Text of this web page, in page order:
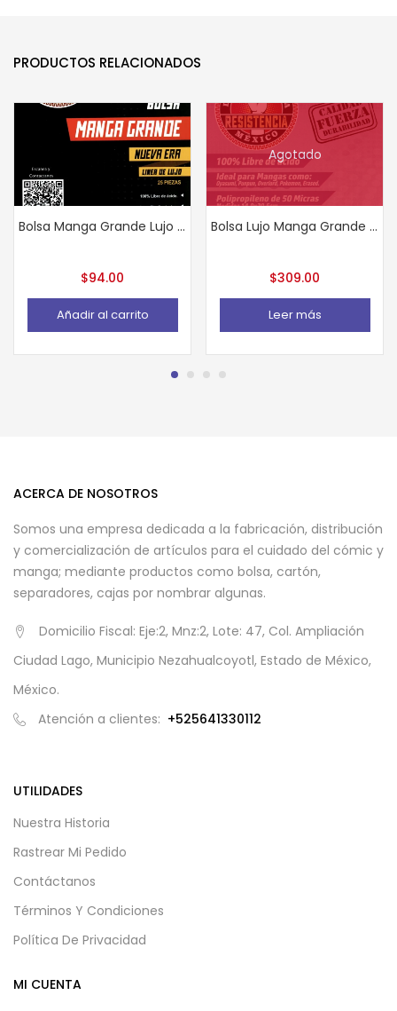
PRODUCTOS RELACIONADOS
Bolsa Manga Grande Lujo Nueva Era 25 pzas
$94.00
Añadir al carrito
Agotado
Bolsa Lujo Manga Grande 100 piezas
$309.00
Leer más
ACERCA DE NOSOTROS
Somos una empresa dedicada a la fabricación, distribución
y comercialización de artículos para el cuidado del cómic y
manga; mediante productos como bolsa, cartón,
separadores, cajas por nombrar algunas.
Domicilio Fiscal: Eje:2, Mnz:2, Lote: 47, Col. Ampliación
Ciudad Lago, Municipio Nezahualcoyotl, Estado de México,
México.
Atención a clientes: +525641330112
UTILIDADES
Nuestra Historia
Rastrear Mi Pedido
Contáctanos
Términos Y Condiciones
Política De Privacidad
MI CUENTA